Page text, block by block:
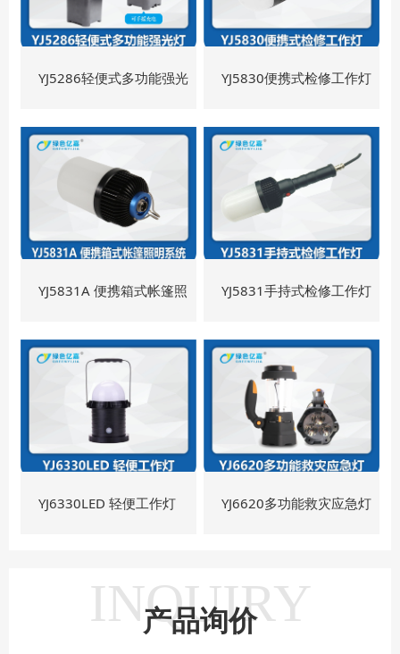
YJ5286轻便式多功能强光
灯
YJ5830便携式检修工作灯
YJ5831A 便携箱式帐篷照
明系统
YJ5831手持式检修工作灯
YJ6330LED 轻便工作灯 YJ6620多功能救灾应急灯
INQUIRY
产品询价